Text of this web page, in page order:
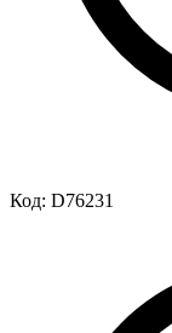
Код: D76231